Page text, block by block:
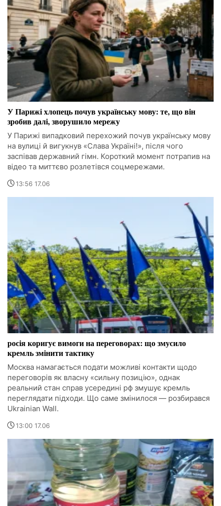
У Парижі хлопець почув українську мову: те, що він
зробив далі, зворушило мережу
У Парижі випадковий перехожий почув українську мову
на вулиці й вигукнув «Слава Україні!», після чого
заспівав державний гімн. Короткий момент потрапив на
відео та миттєво розлетівся соцмережами.
13:56 17.06
росія коригує вимоги на переговорах: що змусило
кремль змінити тактику
Москва намагається подати можливі контакти щодо
переговорів як власну «сильну позицію», однак
реальний стан справ усередині рф змушує кремль
переглядати підходи. Що саме змінилося — розбирався
Ukrainian Wall.
13:00 17.06